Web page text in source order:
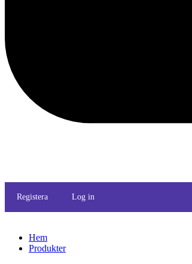
Registera Log in
Hem
Produkter